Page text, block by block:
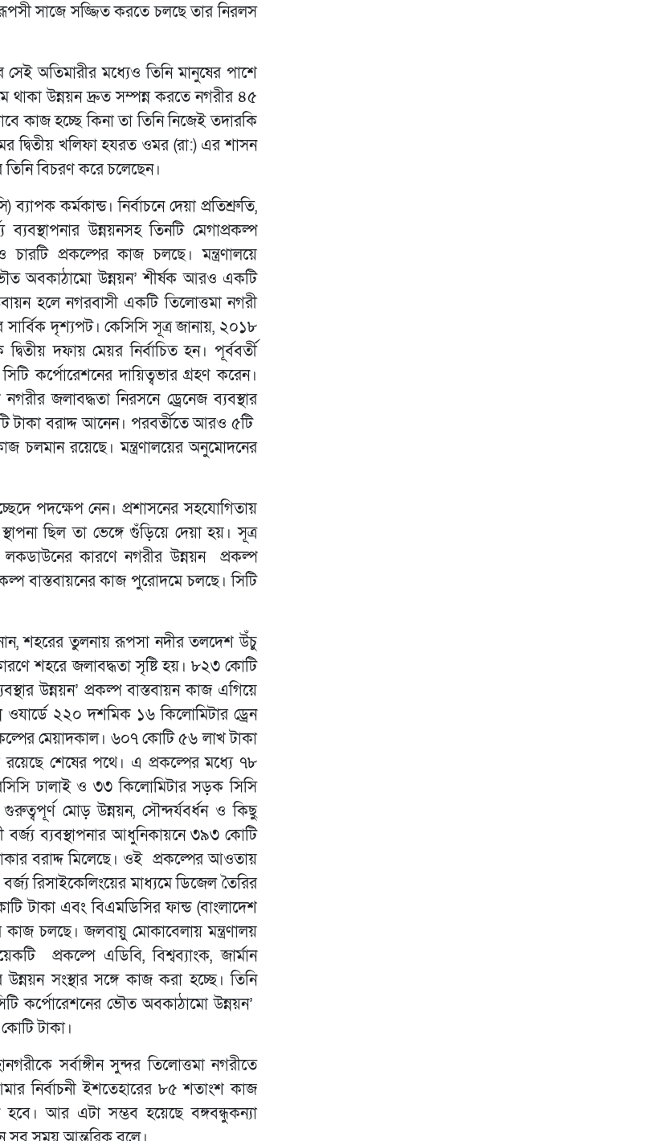
সাজে সজ্জিত করতে চলছে তার নিরলস
অতিমারীর মধ্যেও তিনি মানুষের পাশে
থাকা উন্নয়ন দ্রুত সম্পন্ন করতে নগরীর ৪৫
কাজ হচ্ছে কিনা তা তিনি নিজেই তদারকি
দ্বিতীয় খলিফা হযরত ওমর (রা:) এর শাসন
বিচরণ করে চলেছেন।
কর্মকান্ড। নির্বাচনে দেয়া প্রতিশ্রুতি,
উন্নয়নসহ তিনটি মেগাপ্রকল্প
প্রকল্পের কাজ চলছে। মন্ত্রণালয়ে
অবকাঠামো উন্নয়ন’ শীর্ষক আরও একটি
হলে নগরবাসী একটি তিলোত্তমা নগরী
দৃশ্যপট। কেসিসি সূত্র জানায়, ২০১৮
দফায় মেয়র নির্বাচিত হন। পূর্ববর্তী
কর্পোরেশনের দায়িত্বভার গ্রহণ করেন।
জলাবদ্ধতা নিরসনে ড্রেনেজ ব্যবস্থার
টাকা বরাদ্দ আনেন। পরবর্তীতে আরও ৫টি
চলমান রয়েছে। মন্ত্রণালয়ের অনুমোদনের
পদক্ষেপ নেন। প্রশাসনের সহযোগিতায়
ছিল তা ভেঙ্গে গুঁড়িয়ে দেয়া হয়। সূত্র
লকডাউনের কারণে নগরীর উন্নয়ন প্রকল্প
বাস্তবায়নের কাজ পুরোদমে চলছে। সিটি
শহরের তুলনায় রূপসা নদীর তলদেশ উঁচু
শহরে জলাবদ্ধতা সৃষ্টি হয়। ৮২৩ কোটি
উন্নয়ন’ প্রকল্প বাস্তবায়ন কাজ এগিয়ে
২২০ দশমিক ১৬ কিলোমিটার ড্রেন
মেয়াদকাল। ৬০৭ কোটি ৫৬ লাখ টাকা
শেষের পথে। এ প্রকল্পের মধ্যে ৭৮
ঢালাই ও ৩৩ কিলোমিটার সড়ক সিসি
মোড় উন্নয়ন, সৌন্দর্যবর্ধন ও কিছু
বর্জ্য ব্যবস্থাপনার আধুনিকায়নে ৩৯৩ কোটি
বরাদ্দ মিলেছে। ওই প্রকল্পের আওতায়
রিসাইকেলিংয়ের মাধ্যমে ডিজেল তৈরির
টাকা এবং বিএমডিসির ফান্ড (বাংলাদেশ
চলছে। জলবায়ু মোকাবেলায় মন্ত্রণালয়
প্রকল্পে এডিবি, বিশ্বব্যাংক, জার্মান
উন্নয়ন সংস্থার সঙ্গে কাজ করা হচ্ছে। তিনি
কর্পোরেশনের ভৌত অবকাঠামো উন্নয়ন’
টাকা।
সর্বাঙ্গীন সুন্দর তিলোত্তমা নগরীতে
নির্বাচনী ইশতেহারের ৮৫ শতাংশ কাজ
আর এটা সম্ভব হয়েছে বঙ্গবন্ধুকন্যা